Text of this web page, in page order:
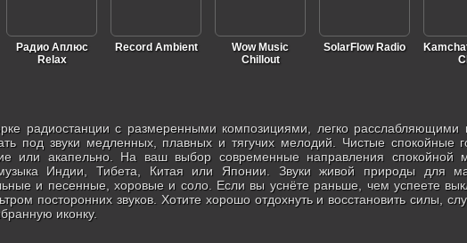
Радио Аплюс
Relax
Record Ambient
Wow Music
Chillout
SolarFlow Radio
радиостанции с размеренными композициями, легко
под звуки медленных, плавных и тягучих мелодий. Чистые спокойные
или акапельно. На ваш выбор современные направления спокойной
Индии, Тибета, Китая или Японии. Звуки живой природы для
и песенные, хоровые и соло. Если вы уснёте раньше, чем успеете
посторонних звуков. Хотите хорошо отдохнуть и восстановить силы,
иконку.